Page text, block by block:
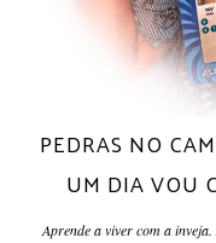
PEDRAS NO
UM DIA VOU
Aprende a viver com a